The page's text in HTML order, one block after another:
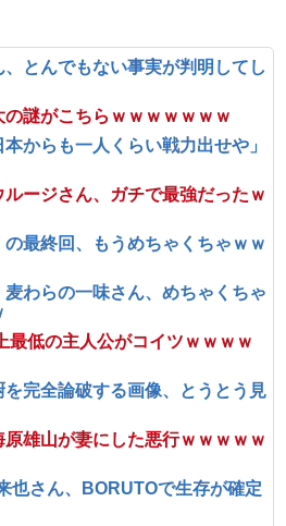
、とんでもない事実が判明してし
謎がこちらｗｗｗｗｗｗｗ
からも一人くらい戦力出せや」
ルージさん、ガチで最強だったｗ
最終回、もうめちゃくちゃｗｗ
麦わらの一味さん、めちゃくちゃ
最低の主人公がコイツｗｗｗｗ
を完全論破する画像、とうとう見
原雄山が妻にした悪行ｗｗｗｗｗ
也さん、BORUTOで生存が確定